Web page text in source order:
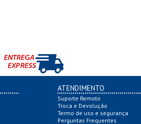
ATENDIMENTO
Suporte Remoto
Troca e Devolução
Termo de uso e segurança
Perguntas Frequentes